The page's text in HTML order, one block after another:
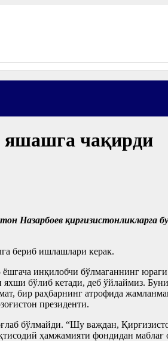
яшашга чақирди
Назарбоев қирғизистонликларга
бериб ишлашлари керак.
инқилобчи бўлмаганнинг
бўлиб кетади, деб ўйлаймиз.
бир раҳбарнинг атрофида
президенти.
бўлмайди. “Шу важдан,
ҳамжамияти фондидан маблағ